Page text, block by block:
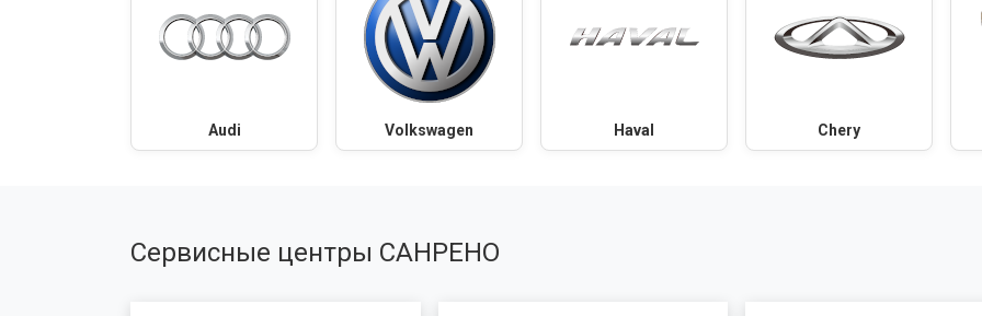
Audi Volkswagen Haval Chery
Сервисные центры САНРЕНО